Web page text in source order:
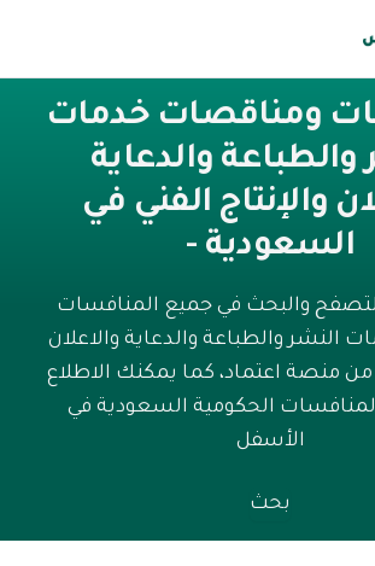
ومناقصات خدمات
والطباعة والدعاية
والإنتاج الفني في
السعودية -
والبحث في جميع المنافسات
النشر والطباعة والدعاية والاعلان
من منصة اعتماد، كما يمكنك الاطلاع
الحكومية السعودية في
الأسفل
بحث